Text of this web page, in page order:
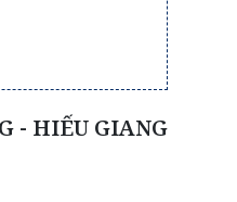
- HIẾU GIANG